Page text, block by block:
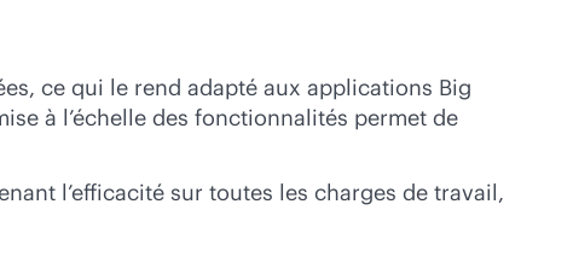
ce qui le rend adapté aux applications Big
à l’échelle des fonctionnalités permet de
l’efficacité sur toutes les charges de travail,